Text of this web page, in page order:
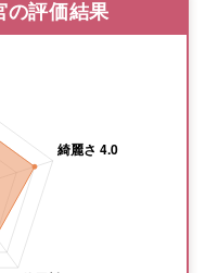
の評価結果